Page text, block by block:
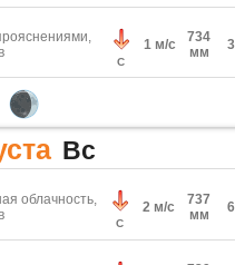
С
1 м/с
734
мм
Вс
облачность,
С
2 м/с
737
мм